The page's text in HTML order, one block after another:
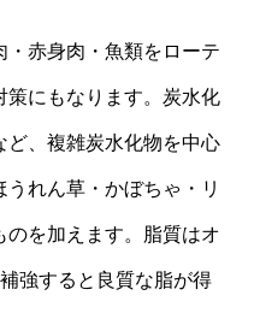
・赤身肉・魚類をローテ
策にもなります。炭水化
ど、複雑炭水化物を中心
れん草・かぼちゃ・リ
のを加えます。脂質はオ
強すると良質な脂が得